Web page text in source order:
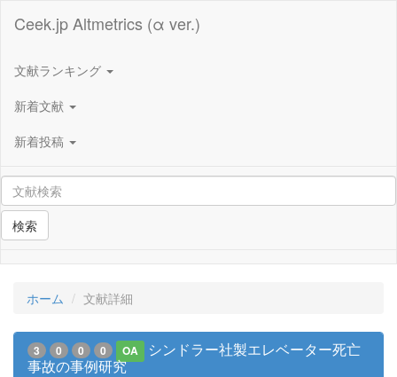
Ceek.jp Altmetrics (α ver.)
文献ランキング
新着文献
新着投稿
検索
ホーム 文献詳細
3 0 0 0 OA
シンドラー社製エレベーター死亡
事故の事例研究